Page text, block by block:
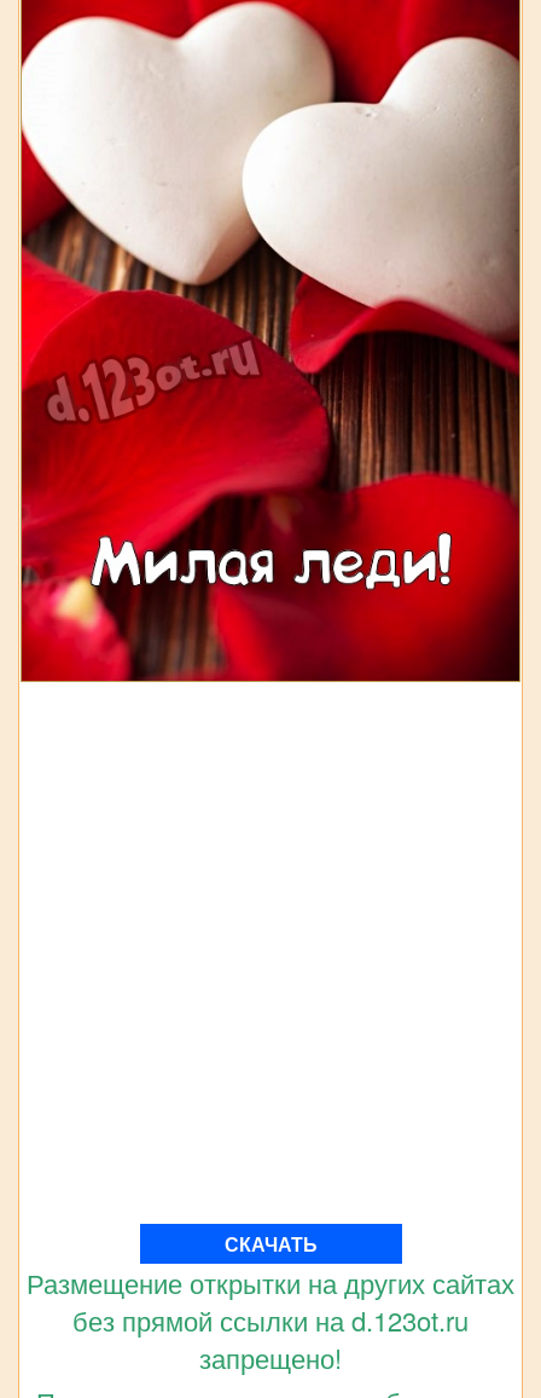
СКАЧАТЬ
Размещение открытки на других сайтах
без прямой ссылки на d.123ot.ru
запрещено!